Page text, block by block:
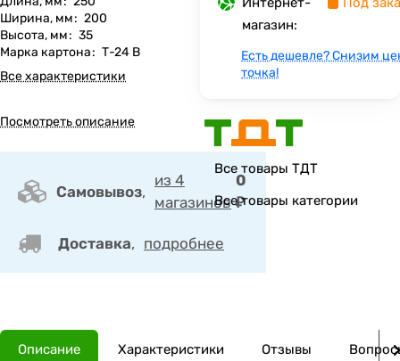
Ширина, мм: 200
Высота, мм: 35
Марка картона: Т-24 В
Все характеристики
Посмотреть описание
Самовывоз,
из 4
магазинов
0
₽
Доставка, подробнее
магазин:
Есть дешевле? Снизим
точка!
Все товары ТДТ
Все товары категории
Описание Характеристики Отзывы